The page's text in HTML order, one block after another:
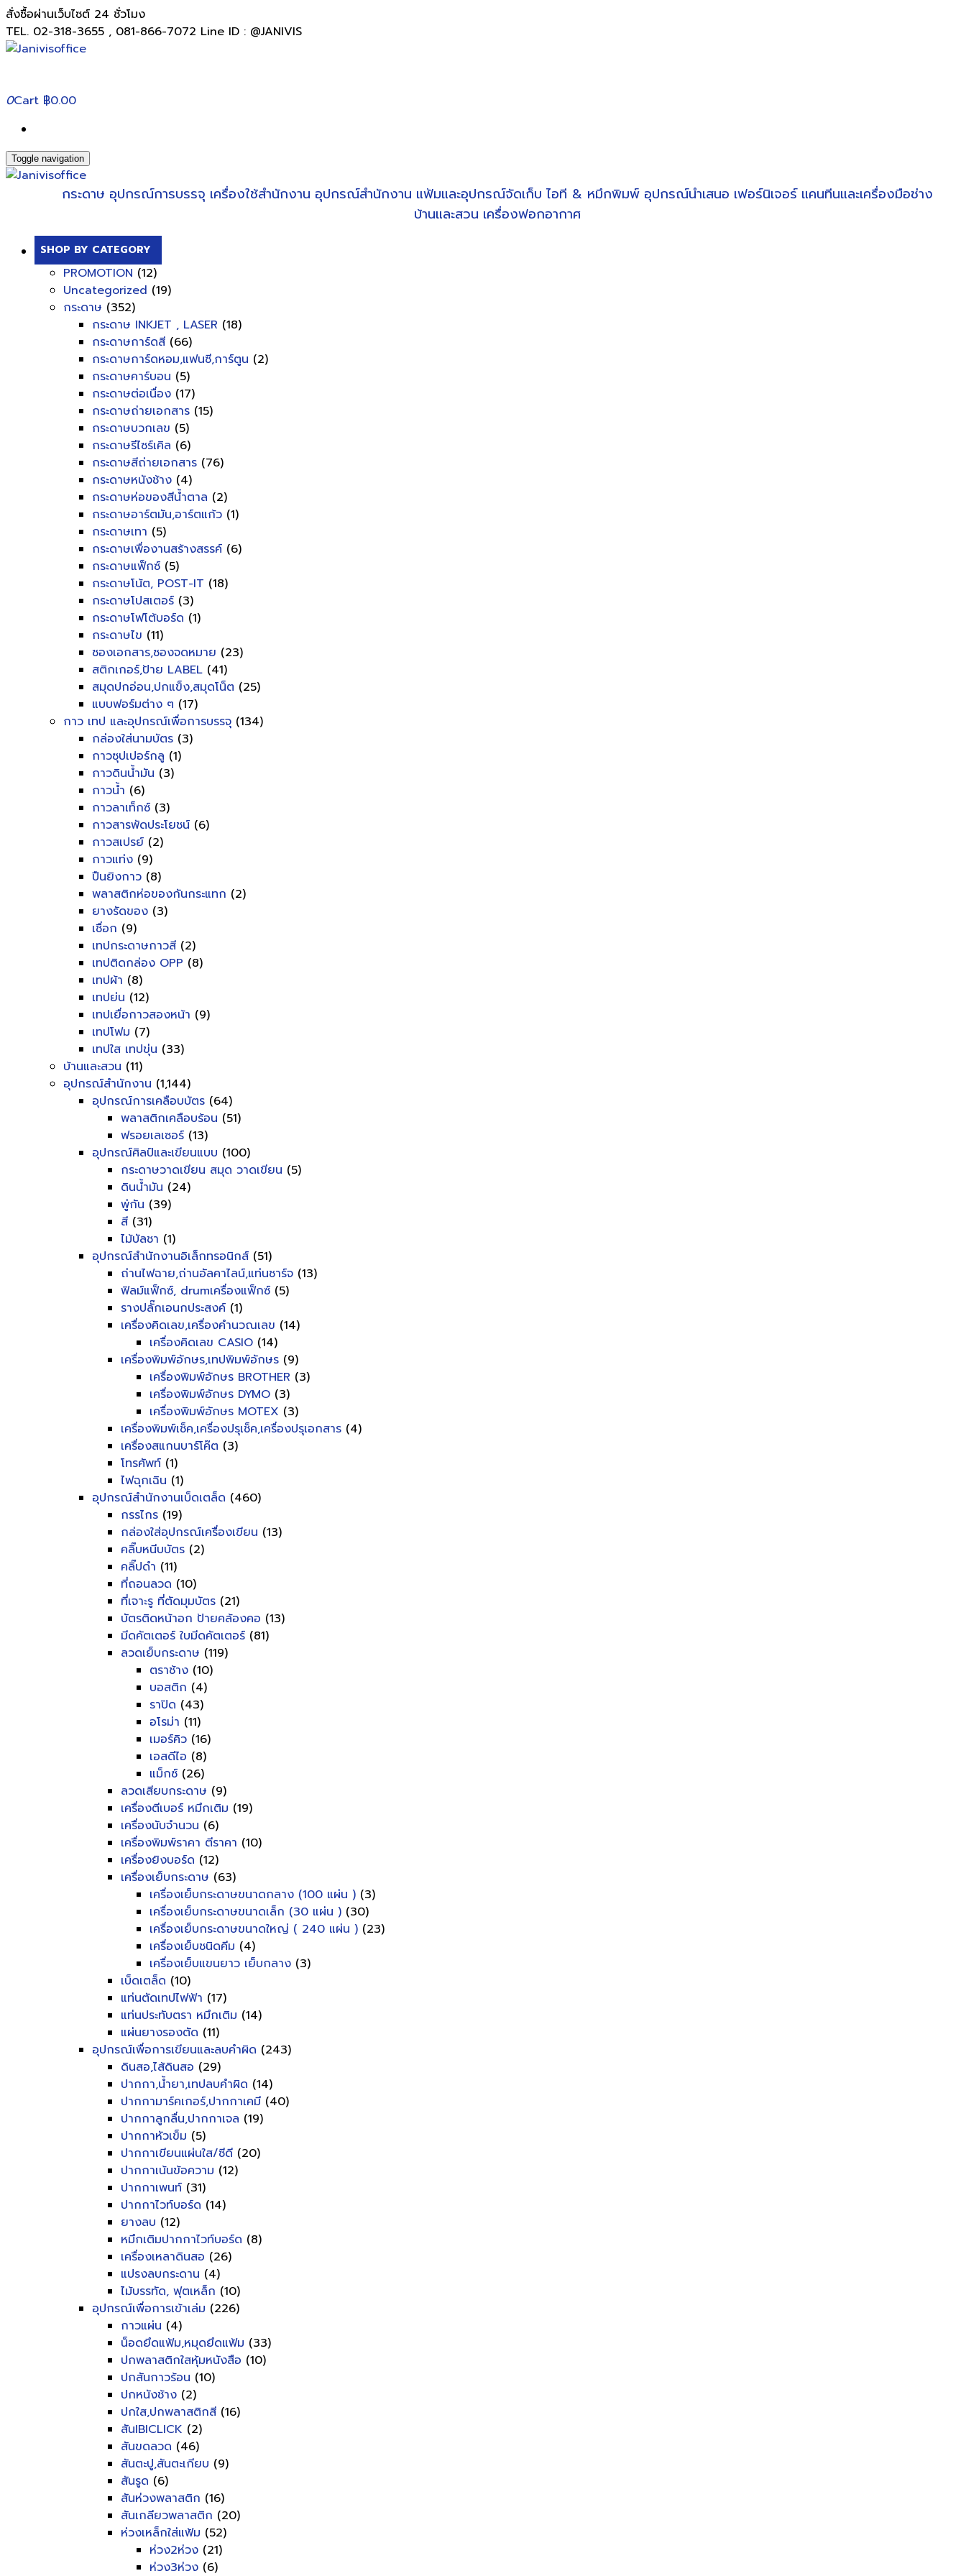
สั่งซื้อผ่านเว็บไซต์ 24 ชั่วโมง
TEL. 02-318-3655 , 081-866-7072 Line ID : @JANIVIS
0Cart ฿0.00
Toggle navigation
กระดาษ อุปกรณ์การบรรจุ เครื่องใช้สำนักงาน อุปกรณ์สำนักงาน แฟ้มและอุปกรณ์จัดเก็บ ไอที & หมึกพิมพ์ อุปกรณ์นำเสนอ เฟอร์นิเจอร์ แคนทีนและเครื่องมือช่าง
บ้านและสวน เครื่องฟอกอากาศ
SHOP BY CATEGORY
PROMOTION (12)
Uncategorized (19)
กระดาษ (352)
กระดาษ INKJET , LASER (18)
กระดาษการ์ดสี (66)
กระดาษการ์ดหอม,แฟนซี,การ์ตูน (2)
กระดาษคาร์บอน (5)
กระดาษต่อเนื่อง (17)
กระดาษถ่ายเอกสาร (15)
กระดาษบวกเลข (5)
กระดาษรีไซร์เคิล (6)
กระดาษสีถ่ายเอกสาร (76)
กระดาษหนังช้าง (4)
กระดาษห่อของสีน้ำตาล (2)
กระดาษอาร์ตมัน,อาร์ตแก้ว (1)
กระดาษเทา (5)
กระดาษเพื่องานสร้างสรรค์ (6)
กระดาษแฟ็กซ์ (5)
กระดาษโน้ต, POST-IT (18)
กระดาษโปสเตอร์ (3)
กระดาษโฟโต้บอร์ด (1)
กระดาษไข (11)
ซองเอกสาร,ซองจดหมาย (23)
สติกเกอร์,ป้าย LABEL (41)
สมุดปกอ่อน,ปกแข็ง,สมุดโน็ต (25)
แบบฟอร์มต่าง ๆ (17)
กาว เทป และอุปกรณ์เพื่อการบรรจุ (134)
กล่องใส่นามบัตร (3)
กาวซุปเปอร์กลู (1)
กาวดินน้ำมัน (3)
กาวน้ำ (6)
กาวลาเท็กซ์ (3)
กาวสารพัดประโยชน์ (6)
กาวสเปรย์ (2)
กาวแท่ง (9)
ปืนยิงกาว (8)
พลาสติกห่อของกันกระแทก (2)
ยางรัดของ (3)
เชื่อก (9)
เทปกระดาษกาวสี (2)
เทปติดกล่อง OPP (8)
เทปผ้า (8)
เทปย่น (12)
เทปเยื่อกาวสองหน้า (9)
เทปโฟม (7)
เทปใส เทปขุ่น (33)
บ้านและสวน (11)
อุปกรณ์สำนักงาน (1,144)
อุปกรณ์การเคลือบบัตร (64)
พลาสติกเคลือบร้อน (51)
ฟรอยเลเซอร์ (13)
อุปกรณ์ศิลป์และเขียนแบบ (100)
กระดาษวาดเขียน สมุด วาดเขียน (5)
ดินน้ำมัน (24)
พู่กัน (39)
สี (31)
ไม้บัลชา (1)
อุปกรณ์สำนักงานอิเล็กทรอนิกส์ (51)
ถ่านไฟฉาย,ถ่านอัลคาไลน์,แท่นชาร์จ (13)
ฟิลม์แฟ็กซ์, drumเครื่องแฟ็กซ์ (5)
รางปลั๊กเอนกประสงค์ (1)
เครื่องคิดเลข,เครื่องคำนวณเลข (14)
เครื่องคิดเลข CASIO (14)
เครื่องพิมพ์อักษร,เทปพิมพ์อักษร (9)
เครื่องพิมพ์อักษร BROTHER (3)
เครื่องพิมพ์อักษร DYMO (3)
เครื่องพิมพ์อักษร MOTEX (3)
เครื่องพิมพ์เช็ค,เครื่องปรุเช็ค,เครื่องปรุเอกสาร (4)
เครื่องสแกนบาร์โค๊ต (3)
โทรศัพท์ (1)
ไฟฉุกเฉิน (1)
อุปกรณ์สำนักงานเบ็ดเตล็ด (460)
กรรไกร (19)
กล่องใส่อุปกรณ์เครื่องเขียน (13)
คลิ๊บหนีบบัตร (2)
คลิ๊ปดำ (11)
ที่ถอนลวด (10)
ที่เจาะรู ที่ตัดมุมบัตร (21)
บัตรติดหน้าอก ป้ายคล้องคอ (13)
มีดคัตเตอร์ ใบมีดคัตเตอร์ (81)
ลวดเย็บกระดาษ (119)
ตราช้าง (10)
บอสติก (4)
ราปิด (43)
อโรม่า (11)
เมอร์คิว (16)
เอสดีไอ (8)
แม็กซ์ (26)
ลวดเสียบกระดาษ (9)
เครื่องตีเบอร์ หมึกเติม (19)
เครื่องนับจำนวน (6)
เครื่องพิมพ์ราคา ตีราคา (10)
เครื่องยิงบอร์ด (12)
เครื่องเย็บกระดาษ (63)
เครื่องเย็บกระดาษขนาดกลาง (100 แผ่น ) (3)
เครื่องเย็บกระดาษขนาดเล็ก (30 แผ่น ) (30)
เครื่องเย็บกระดาษขนาดใหญ่ ( 240 แผ่น ) (23)
เครื่องเย็บชนิดคีม (4)
เครื่องเย็บแขนยาว เย็บกลาง (3)
เบ็ดเตล็ด (10)
แท่นตัดเทปไฟฟ้า (17)
แท่นประทับตรา หมึกเติม (14)
แผ่นยางรองตัด (11)
อุปกรณ์เพื่อการเขียนและลบคำผิด (243)
ดินสอ,ไส้ดินสอ (29)
ปากกา,น้ำยา,เทปลบคำผิด (14)
ปากกามาร์คเกอร์,ปากกาเคมี (40)
ปากกาลูกลื่น,ปากกาเจล (19)
ปากกาหัวเข็ม (5)
ปากกาเขียนแผ่นใส/ซีดี (20)
ปากกาเน้นข้อความ (12)
ปากกาเพนท์ (31)
ปากกาไวท์บอร์ด (14)
ยางลบ (12)
หมึกเติมปากกาไวท์บอร์ด (8)
เครื่องเหลาดินสอ (26)
แปรงลบกระดาน (4)
ไม้บรรทัด, ฟุตเหล็ก (10)
อุปกรณ์เพื่อการเข้าเล่ม (226)
กาวแผ่น (4)
น็อดยึดแฟ้ม,หมุดยึดแฟ้ม (33)
ปกพลาสติกใสหุ้มหนังสือ (10)
ปกสันกาวร้อน (10)
ปกหนังช้าง (2)
ปกใส,ปกพลาสติกสี (16)
สันIBICLICK (2)
สันขดลวด (46)
สันตะปู,สันตะเกียบ (9)
สันรูด (6)
สันห่วงพลาสติก (16)
สันเกลียวพลาสติก (20)
ห่วงเหล็กใส่แฟ้ม (52)
ห่วง2ห่วง (21)
ห่วง3ห่วง (6)